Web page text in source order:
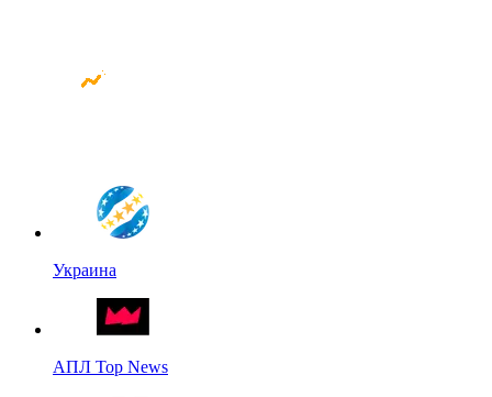
Украина
АПЛ Top News